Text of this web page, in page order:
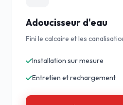
Adoucisseur d'eau
Fini le calcaire et les
Installation sur mesure
Entretien et rechargement